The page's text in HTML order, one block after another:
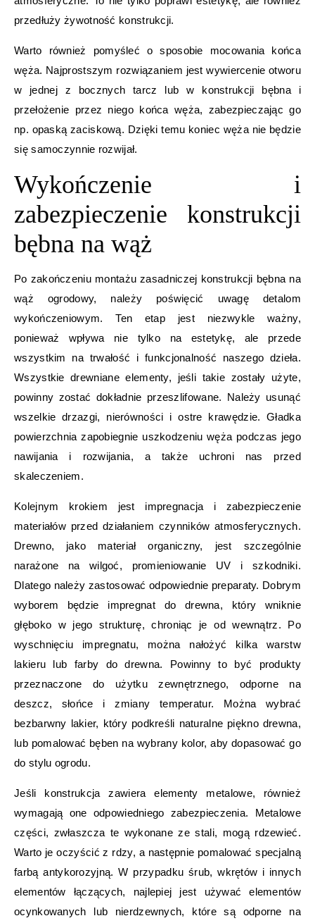
przedłuży żywotność konstrukcji.
Warto również pomyśleć o sposobie mocowania końca
węża. Najprostszym rozwiązaniem jest wywiercenie otworu
w jednej z bocznych tarcz lub w konstrukcji bębna i
przełożenie przez niego końca węża, zabezpieczając go
np. opaską zaciskową. Dzięki temu koniec węża nie będzie
się samoczynnie rozwijał.
Wykończenie i
zabezpieczenie konstrukcji
bębna na wąż
Po zakończeniu montażu zasadniczej konstrukcji bębna na
wąż ogrodowy, należy poświęcić uwagę detalom
wykończeniowym. Ten etap jest niezwykle ważny,
ponieważ wpływa nie tylko na estetykę, ale przede
wszystkim na trwałość i funkcjonalność naszego dzieła.
Wszystkie drewniane elementy, jeśli takie zostały użyte,
powinny zostać dokładnie przeszlifowane. Należy usunąć
wszelkie drzazgi, nierówności i ostre krawędzie. Gładka
powierzchnia zapobiegnie uszkodzeniu węża podczas jego
nawijania i rozwijania, a także uchroni nas przed
skaleczeniem.
Kolejnym krokiem jest impregnacja i zabezpieczenie
materiałów przed działaniem czynników atmosferycznych.
Drewno, jako materiał organiczny, jest szczególnie
narażone na wilgoć, promieniowanie UV i szkodniki.
Dlatego należy zastosować odpowiednie preparaty. Dobrym
wyborem będzie impregnat do drewna, który wniknie
głęboko w jego strukturę, chroniąc je od wewnątrz. Po
wyschnięciu impregnatu, można nałożyć kilka warstw
lakieru lub farby do drewna. Powinny to być produkty
przeznaczone do użytku zewnętrznego, odporne na
deszcz, słońce i zmiany temperatur. Można wybrać
bezbarwny lakier, który podkreśli naturalne piękno drewna,
lub pomalować bęben na wybrany kolor, aby dopasować go
do stylu ogrodu.
Jeśli konstrukcja zawiera elementy metalowe, również
wymagają one odpowiedniego zabezpieczenia. Metalowe
części, zwłaszcza te wykonane ze stali, mogą rdzewieć.
Warto je oczyścić z rdzy, a następnie pomalować specjalną
farbą antykorozyjną. W przypadku śrub, wkrętów i innych
elementów łączących, najlepiej jest używać elementów
ocynkowanych lub nierdzewnych, które są odporne na